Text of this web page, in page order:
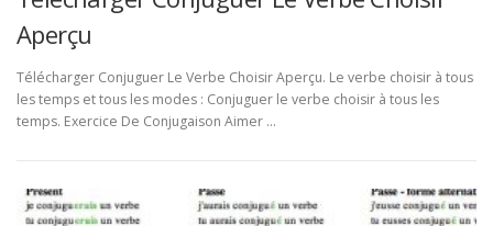
Aperçu
Télécharger Conjuguer Le Verbe Choisir Aperçu. Le verbe choisir à tous
les temps et tous les modes : Conjuguer le verbe choisir à tous les
temps. Exercice De Conjugaison Aimer …